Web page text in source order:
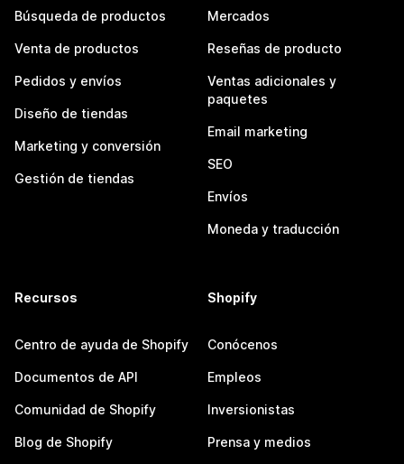
Búsqueda de productos
Venta de productos
Pedidos y envíos
Diseño de tiendas
Marketing y conversión
Gestión de tiendas
Mercados
Reseñas de producto
Ventas adicionales y
paquetes
Email marketing
SEO
Envíos
Moneda y traducción
Recursos
Centro de ayuda de Shopify
Documentos de API
Comunidad de Shopify
Blog de Shopify
Shopify
Conócenos
Empleos
Inversionistas
Prensa y medios